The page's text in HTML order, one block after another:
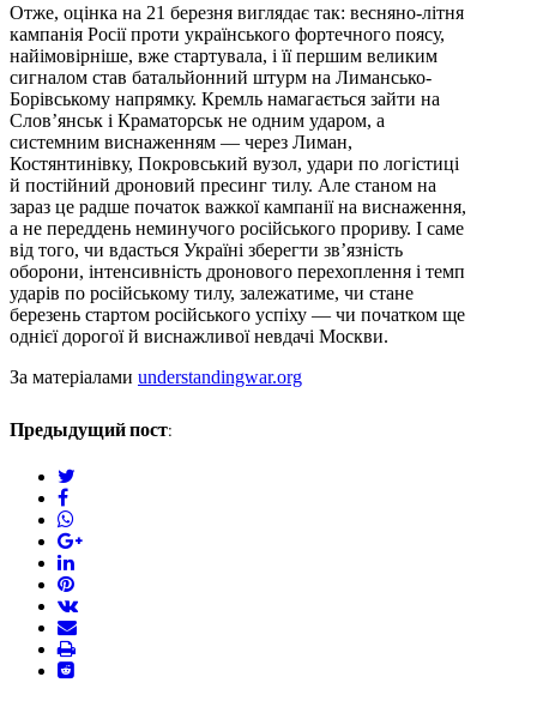
Отже, оцінка на 21 березня виглядає так: весняно-літня
кампанія Росії проти українського фортечного поясу,
найімовірніше, вже стартувала, і її першим великим
сигналом став батальйонний штурм на Лимансько-
Борівському напрямку. Кремль намагається зайти на
Слов’янськ і Краматорськ не одним ударом, а
системним виснаженням — через Лиман,
Костянтинівку, Покровський вузол, удари по логістиці
й постійний дроновий пресинг тилу. Але станом на
зараз це радше початок важкої кампанії на виснаження,
а не переддень неминучого російського прориву. І саме
від того, чи вдасться Україні зберегти зв’язність
оборони, інтенсивність дронового перехоплення і темп
ударів по російському тилу, залежатиме, чи стане
березень стартом російського успіху — чи початком ще
однієї дорогої й виснажливої невдачі Москви.
За матеріалами understandingwar.org
Предыдущий пост:
facebook
google+
linkedin
pinterest
vkontakte
email
print
reddit
reddit